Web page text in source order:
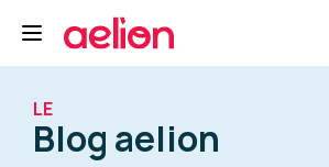
LE
Blog aelion